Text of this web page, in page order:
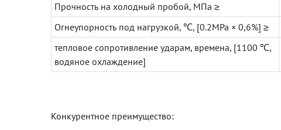
Прочность на холодный пробой, МПа ≥
Огнеупорность под нагрузкой, ℃, [0.2MPa × 0,6%] ≥
тепловое сопротивление ударам, времена, [1100 ℃,
водяное охлаждение]
Конкурентное преимущество: